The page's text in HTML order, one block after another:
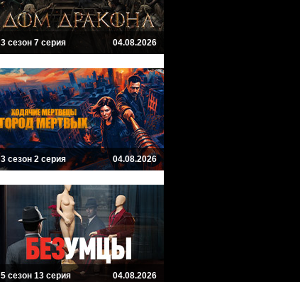
3 сезон 7 серия 04.08.2026
3 сезон 2 серия 04.08.2026
5 сезон 13 серия 04.08.2026